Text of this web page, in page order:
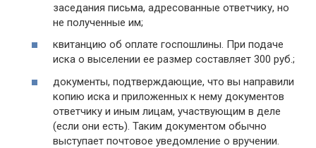
заседания письма, адресованные ответчику, но
не полученные им;
квитанцию об оплате госпошлины. При подаче
иска о выселении ее размер составляет 300 руб.;
документы, подтверждающие, что вы направили
копию иска и приложенных к нему документов
ответчику и иным лицам, участвующим в деле
(если они есть). Таким документом обычно
выступает почтовое уведомление о вручении.